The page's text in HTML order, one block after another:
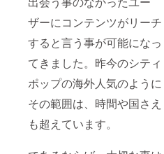
ザーにコンテンツがリーチ
すると言う事が可能になっ
てきました。昨今のシティ
ポップの海外人気のように
その範囲は、時間や国さえ
も超えています。